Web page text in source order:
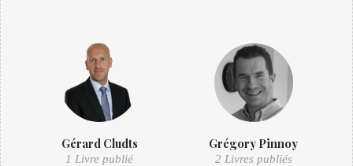
Gérard Cludts
1 Livre publié
Grégory Pinnoy
2 Livres publiés